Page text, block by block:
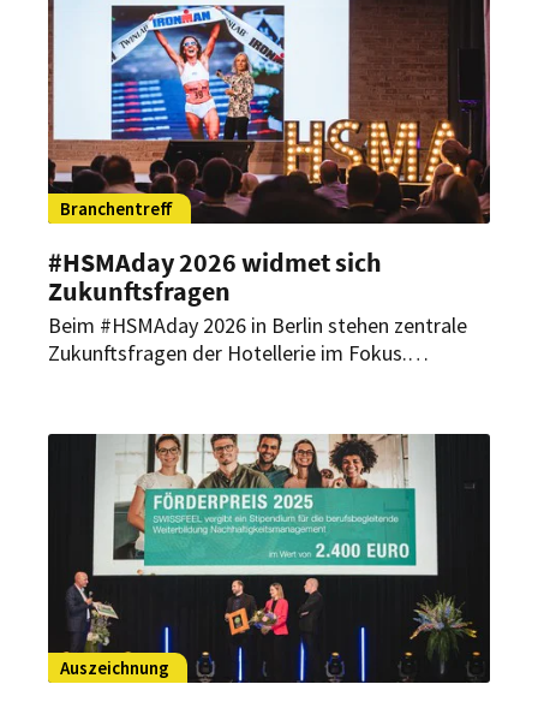
Fokus.
Branchentreff
#HSMAday 2026 widmet sich
Zukunftsfragen
Beim #HSMAday 2026 in Berlin stehen zentrale
Zukunftsfragen der Hotellerie im Fokus.
Wege zur Profitsteigerung.
Auszeichnung